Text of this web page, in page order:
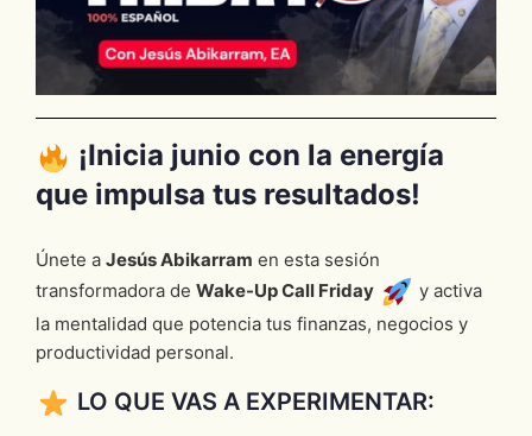
¡Inicia junio con la energía
que impulsa tus resultados!
Únete a Jesús Abikarram en esta sesión
transformadora de Wake-Up Call Friday
y activa
la mentalidad que potencia tus finanzas, negocios y
productividad personal.
LO QUE VAS A EXPERIMENTAR: